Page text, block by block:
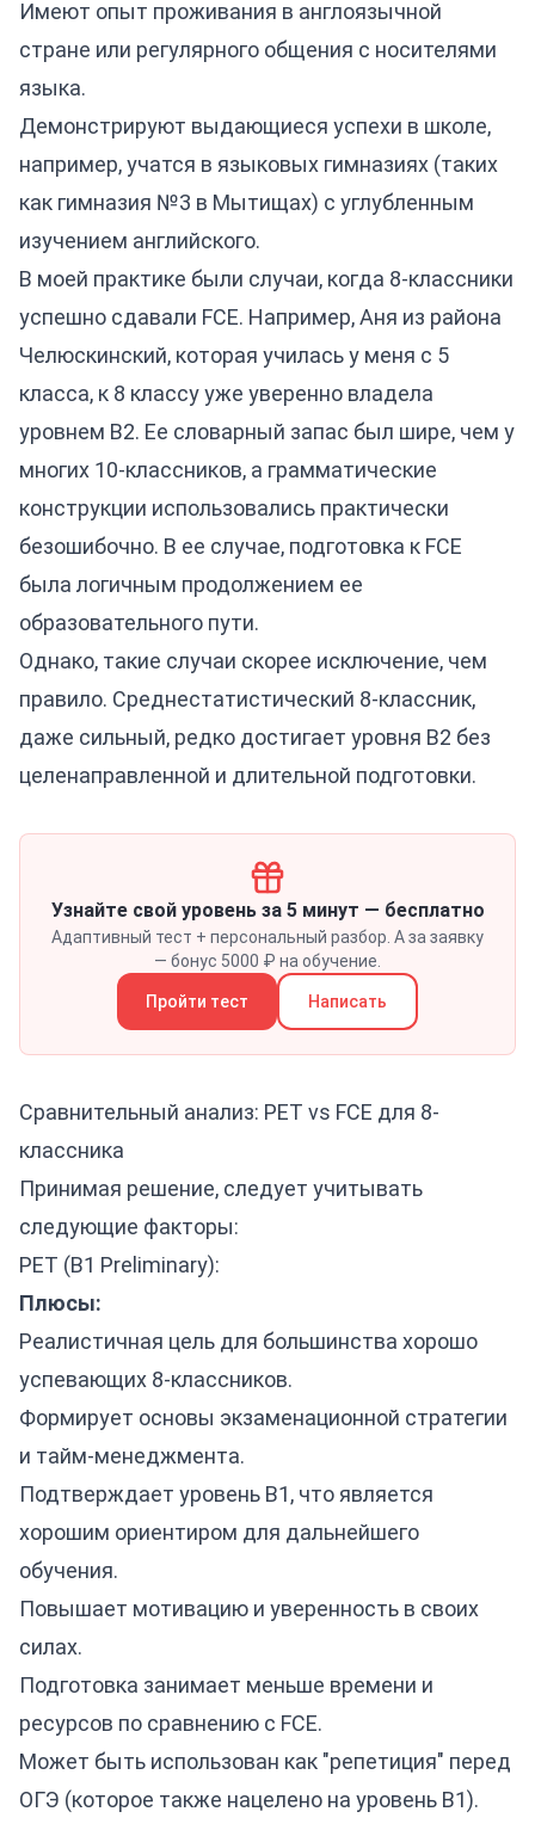
Имеют опыт проживания в англоязычной
стране или регулярного общения с носителями
языка.
Демонстрируют выдающиеся успехи в школе,
например, учатся в языковых гимназиях (таких
как гимназия №3 в Мытищах) с углубленным
изучением английского.
В моей практике были случаи, когда 8-классники
успешно сдавали FCE. Например, Аня из района
Челюскинский, которая училась у меня с 5
класса, к 8 классу уже уверенно владела
уровнем B2. Ее словарный запас был шире, чем у
многих 10-классников, а грамматические
конструкции использовались практически
безошибочно. В ее случае, подготовка к FCE
была логичным продолжением ее
образовательного пути.
Однако, такие случаи скорее исключение, чем
правило. Среднестатистический 8-классник,
даже сильный, редко достигает уровня B2 без
целенаправленной и длительной подготовки.
Узнайте свой уровень за 5 минут — бесплатно
Адаптивный тест + персональный разбор. А за заявку
— бонус 5000 ₽ на обучение.
Пройти тест Написать
Сравнительный анализ: PET vs FCE для 8-
классника
Принимая решение, следует учитывать
следующие факторы:
PET (B1 Preliminary):
Плюсы:
Реалистичная цель для большинства хорошо
успевающих 8-классников.
Формирует основы экзаменационной стратегии
и тайм-менеджмента.
Подтверждает уровень B1, что является
хорошим ориентиром для дальнейшего
обучения.
Повышает мотивацию и уверенность в своих
силах.
Подготовка занимает меньше времени и
ресурсов по сравнению с FCE.
Может быть использован как "репетиция" перед
ОГЭ (которое также нацелено на уровень B1).